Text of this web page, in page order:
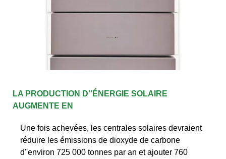
LA PRODUCTION D''ÉNERGIE SOLAIRE
AUGMENTE EN
Une fois achevées, les centrales solaires devraient
réduire les émissions de dioxyde de carbone
d''environ 725 000 tonnes par an et ajouter 760